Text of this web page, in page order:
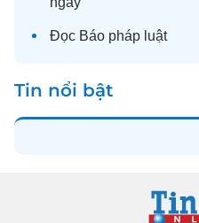
Đọc Báo pháp luật
Tin nổi bật